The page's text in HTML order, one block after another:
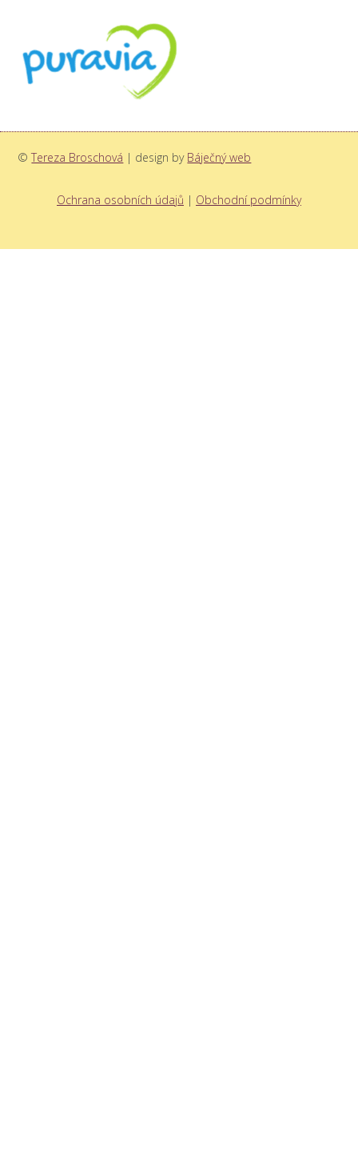
©Tereza Broschová | design by Báječný web
Ochrana osobních údajů | Obchodní podmínky